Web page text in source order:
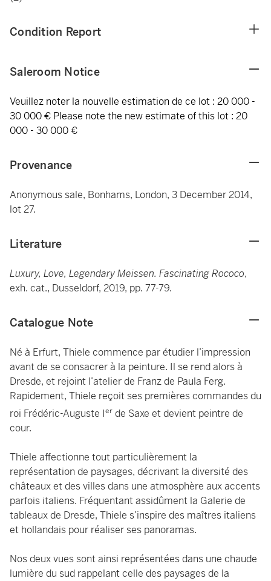
Condition Report
Saleroom Notice
Veuillez noter la nouvelle estimation de ce lot : 20 000 -
30 000 € Please note the new estimate of this lot : 20
000 - 30 000 €
Provenance
Anonymous sale, Bonhams, London, 3 December 2014,
lot 27.
Literature
Luxury, Love, Legendary Meissen. Fascinating Rococo,
exh. cat., Dusseldorf, 2019, pp. 77-79.
Catalogue Note
Né à Erfurt, Thiele commence par étudier l’impression
avant de se consacrer à la peinture. Il se rend alors à
Dresde, et rejoint l’atelier de Franz de Paula Ferg.
Rapidement, Thiele reçoit ses premières commandes du
roi Frédéric-Auguste Ier de Saxe et devient peintre de
cour.
Thiele affectionne tout particulièrement la
représentation de paysages, décrivant la diversité des
châteaux et des villes dans une atmosphère aux accents
parfois italiens. Fréquentant assidûment la Galerie de
tableaux de Dresde, Thiele s’inspire des maîtres italiens
et hollandais pour réaliser ses panoramas.
Nos deux vues sont ainsi représentées dans une chaude
lumière du sud rappelant celle des paysages de la